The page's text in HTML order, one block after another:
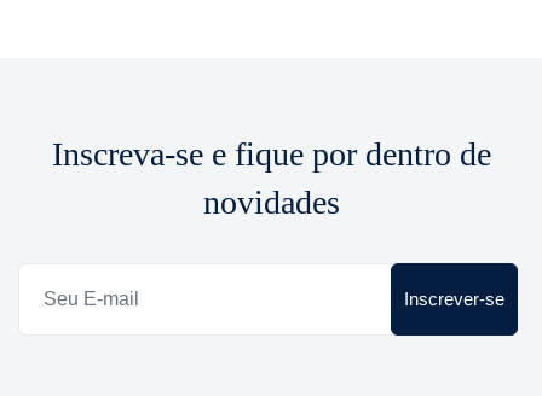
Inscreva-se e fique por dentro de
novidades
Inscrever-se